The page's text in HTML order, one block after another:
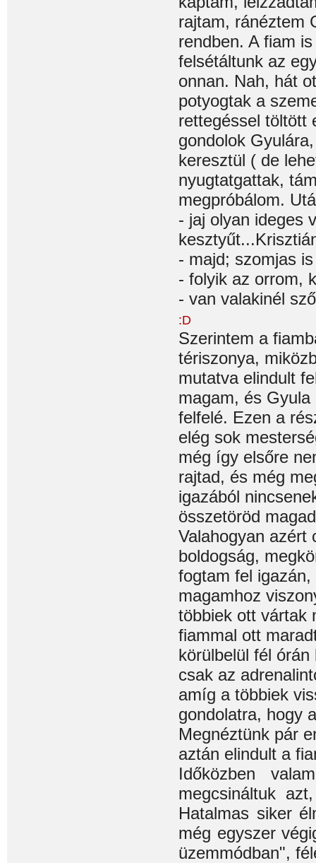
rajtam, ránéztem
rendben. A fiam
felsétáltunk az
onnan. Nah, hát
potyogtak a
rettegéssel töltött
gondolok
keresztül ( de
nyugtatgattak,
megpróbálom.
- jaj olyan ideges
- majd; szomjas
- folyik az orrom,
- van valakinél
:D
Szerintem a
tériszonya,
mutatva elindult
magam, és
felfelé. Ezen a
elég sok
még így elsőre
rajtad, és még
igazából
összetöröd
Valahogyan azért
boldogság,
fogtam fel
magamhoz
többiek ott vártak
fiammal ott
körülbelül fél
csak az
amíg a többiek
gondolatra, hogy
Megnéztünk pár
aztán elindult a
Időközben
megcsináltuk
Hatalmas siker
még egyszer
üzemmódban",